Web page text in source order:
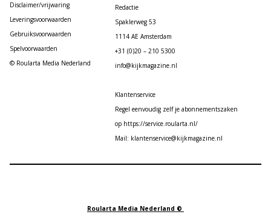
Disclaimer/vrijwaring
Leveringsvoorwaarden
Gebruiksvoorwaarden
Spelvoorwaarden
© Roularta Media Nederland
Redactie
Spaklerweg 53
1114 AE Amsterdam
+31 (0)20 – 210 5300
info@kijkmagazine.nl
Klantenservice
Regel eenvoudig zelf je abonnementszaken
op https://service.roularta.nl/
Mail: klantenservice@kijkmagazine.nl
Roularta Media Nederland ©